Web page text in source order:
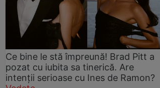
Ce bine le stă împreună! Brad Pitt a
pozat cu iubita sa tinerică. Are
intenții serioase cu Ines de Ramon?